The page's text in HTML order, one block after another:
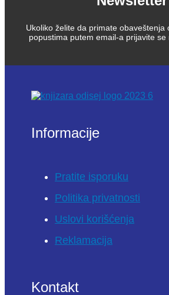
Ukoliko želite da primate obaveštenja
popustima putem email-a prijavite se
Informacije
Pratite isporuku
Politika privatnosti
Uslovi korišćenja
Reklamacija
Kontakt